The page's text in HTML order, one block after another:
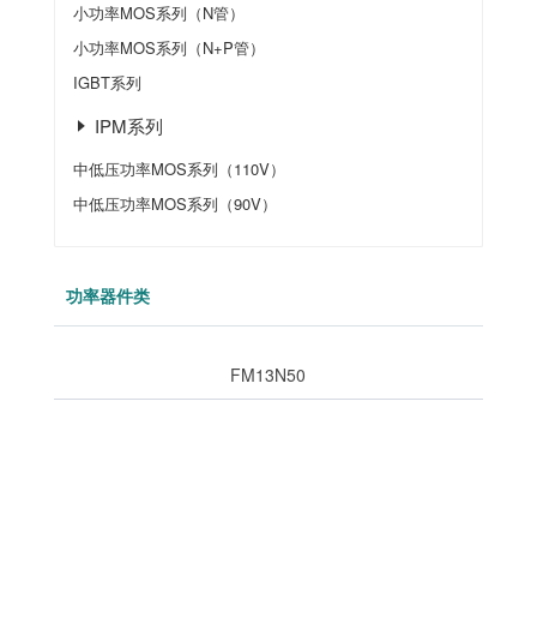
小功率MOS系列（N管）
小功率MOS系列（N+P管）
IGBT系列
IPM系列
中低压功率MOS系列（110V）
中低压功率MOS系列（90V）
功率器件类
FM13N50